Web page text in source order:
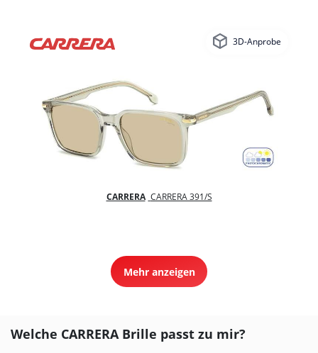
CARRERA CARRERA 391/S
3D-Anprobe
Mehr anzeigen
Welche CARRERA Brille passt zu mir?